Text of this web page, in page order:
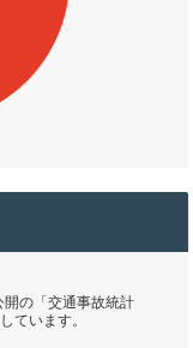
開の「交通事故統計
ています。